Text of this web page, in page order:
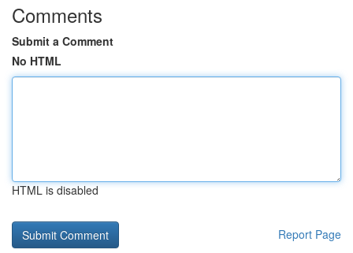
Comments
Submit a Comment
No HTML
HTML is disabled
Report Page